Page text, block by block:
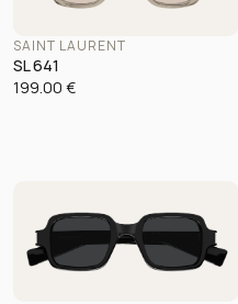
SAINT LAURENT
SL 641
199.00 €